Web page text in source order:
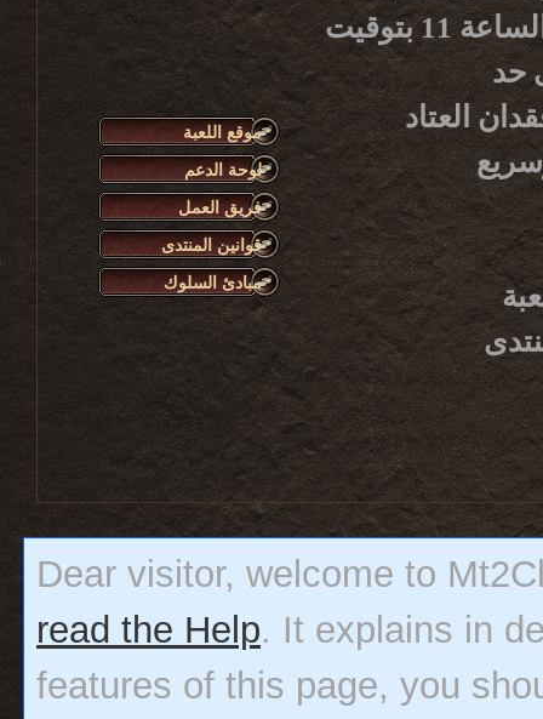
موقع اللعبة
لوحة الدعم
فريق العمل
قوانين المنتدى
مبادئ السلوك
سيكون الخادم متوفراً للاستعمال من جديد، وذلك حوالي الساعة 11 بتوقيت
العتاد
Dear visitor, welcome to
read the Help. It explains in
features of this page, you